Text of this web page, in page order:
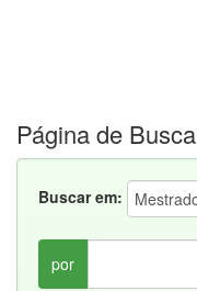
Página de Busca
Buscar em:
por